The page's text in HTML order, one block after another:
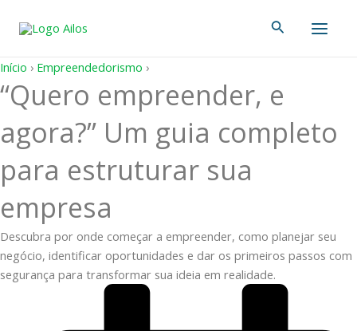
para
conteúdo
Pesquisar
Início › Empreendedorismo ›
“Quero empreender, e
agora?” Um guia completo
para estruturar sua
empresa
Descubra por onde começar a empreender, como planejar seu
negócio, identificar oportunidades e dar os primeiros passos com
segurança para transformar sua ideia em realidade.